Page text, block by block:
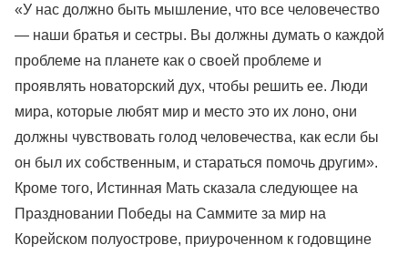
«У нас должно быть мышление, что все человечество
— наши братья и сестры. Вы должны думать о каждой
проблеме на планете как о своей проблеме и
проявлять новаторский дух, чтобы решить ее. Люди
мира, которые любят мир и место это их лоно, они
должны чувствовать голод человечества, как если бы
он был их собственным, и стараться помочь другим».
Кроме того, Истинная Мать сказала следующее на
Праздновании Победы на Саммите за мир на
Корейском полуострове, приуроченном к годовщине